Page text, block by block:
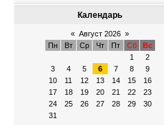
Календарь
« Август 2026 »
Пн
Вт Ср Чт Пт Сб
Вс
1
2
3
4 5 6 7 8
9
10
11 12 13 14 15
16
17
18 19 20 21 22
23
24
25 26 27 28 29
30
31